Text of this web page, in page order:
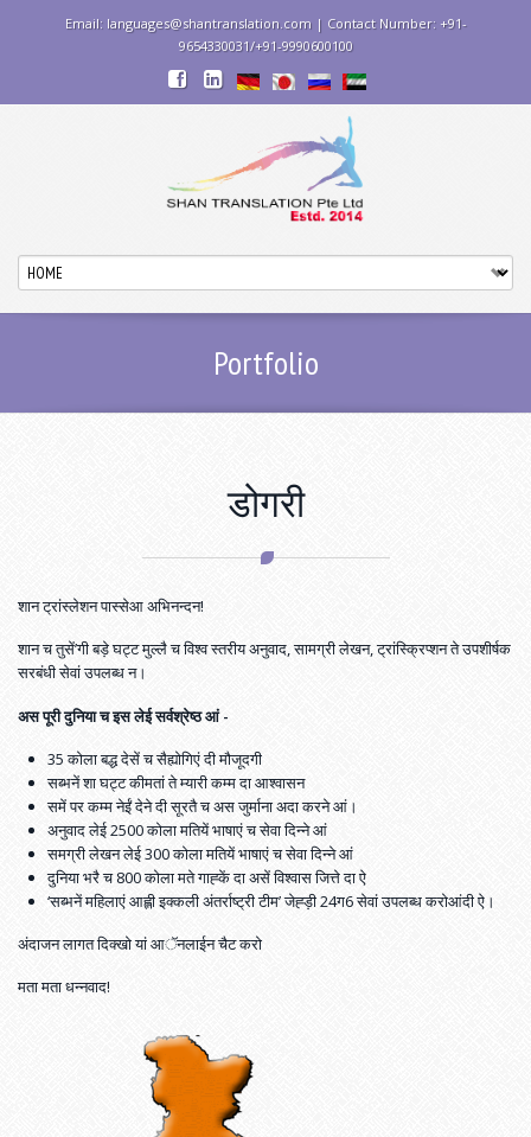
Email: languages@shantranslation.com | Contact Number: +91-
9654330031/+91-9990600100
Portfolio
डोगरी
शान ट्रांस्लेशन पास्सेआ अभिनन्दन!
शान च तुसें’गी बड़े घट्ट मुल्लै च विश्व स्तरीय अनुवाद, सामग्री लेखन, ट्रांस्क्रिप्शन ते उपशीर्षक
सरबंधी सेवां उपलब्ध न।
अस पूरी दुनिया च इस लेई सर्वश्रेष्ठ आं -
35 कोला बद्ध देसें च सैह्योगिएं दी मौजूदगी
सब्भनें शा घट्ट कीमतां ते म्यारी कम्म दा आश्वासन
समें पर कम्म नेईं देने दी सूरतै च अस जुर्माना अदा करने आं।
अनुवाद लेई 2500 कोला मतियें भाषाएं च सेवा दिन्ने आं
समग्री लेखन लेई 300 कोला मतियें भाषाएं च सेवा दिन्ने आं
दुनिया भरै च 800 कोला मते गाह्कें दा असें विश्वास जित्ते दा ऐ
‘सब्भनें महिलाएं आह्ली इक्कली अंतर्राष्ट्री टीम’ जेह्ड़ी 24ग6 सेवां उपलब्ध करोआंदी ऐ।
अंदाजन लागत दिक्खो यां आॅनलाईन चैट करो
मता मता धन्नवाद!